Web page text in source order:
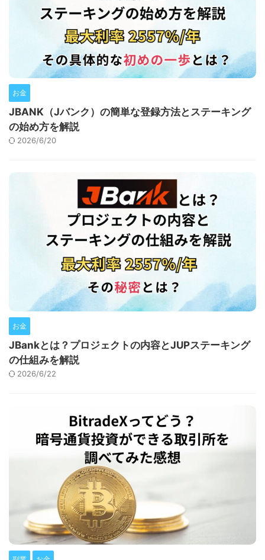
お金
JBANK（Jバンク）の簡単な登録方法とステーキング
の始め方を解説
2026/6/20
お金
JBankとは？プロジェクトの内容とJUPステーキング
の仕組みを解説
2026/6/22